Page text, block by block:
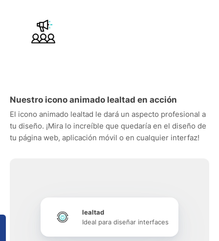
Nuestro icono animado lealtad en acción
El icono animado lealtad le dará un aspecto profesional a
tu diseño. ¡Mira lo increíble que quedaría en el diseño de
tu página web, aplicación móvil o en cualquier interfaz!
lealtad
Ideal para diseñar interfaces